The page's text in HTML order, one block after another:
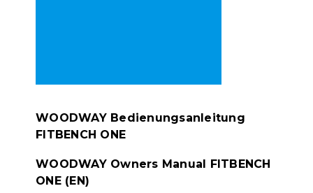
WOODWAY Bedienungsanleitung
FITBENCH ONE
WOODWAY Owners Manual FITBENCH
ONE (EN)